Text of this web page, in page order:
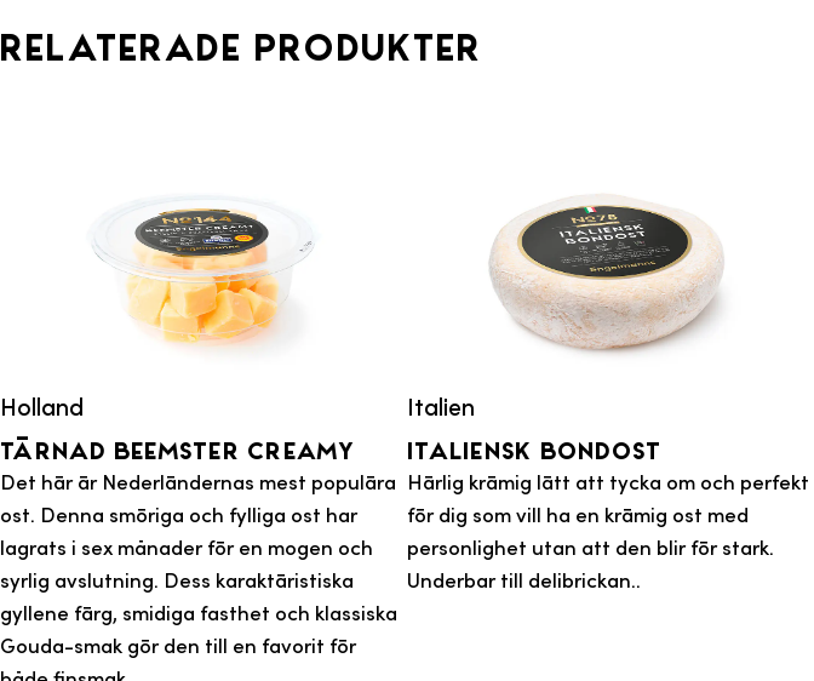
Relaterade produkter
Holland
Tärnad Beemster Creamy
Det här är Nederländernas mest populära
ost. Denna smöriga och fylliga ost har
lagrats i sex månader för en mogen och
syrlig avslutning. Dess karaktäristiska
gyllene färg, smidiga fasthet och klassiska
Gouda-smak gör den till en favorit för
Italien
Italiensk Bondost
Härlig krämig lätt att tycka om och perfekt
för dig som vill ha en krämig ost med
personlighet utan att den blir för stark.
Underbar till delibrickan..